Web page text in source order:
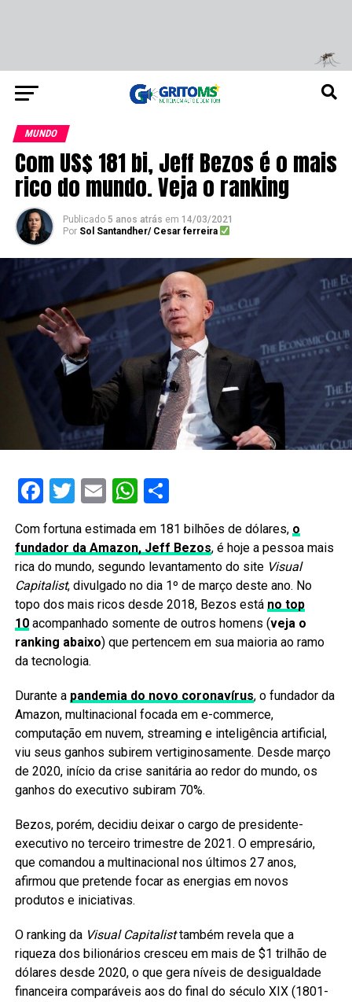
MUNDO
Com US$ 181 bi, Jeff Bezos é o mais
rico do mundo. Veja o ranking
Publicado 5 anos atrás em 14/03/2021
Por Sol Santandher/ Cesar ferreira
Facebook
Twitter
EmailWhatsApp
Share
Com fortuna estimada em 181 bilhões de dólares, o
fundador da Amazon, Jeff Bezos, é hoje a pessoa mais
rica do mundo, segundo levantamento do site Visual
Capitalist, divulgado no dia 1º de março deste ano. No
topo dos mais ricos desde 2018, Bezos está no top
10acompanhado somente de outros homens (veja o
ranking abaixo) que pertencem em sua maioria ao ramo
da tecnologia.
Durante a pandemia do novo coronavírus, o fundador da
Amazon, multinacional focada em e-commerce,
computação em nuvem, streaming e inteligência artificial,
viu seus ganhos subirem vertiginosamente. Desde março
de 2020, início da crise sanitária ao redor do mundo, os
ganhos do executivo subiram 70%.
Bezos, porém, decidiu deixar o cargo de presidente-
executivo no terceiro trimestre de 2021. O empresário,
que comandou a multinacional nos últimos 27 anos,
afirmou que pretende focar as energias em novos
produtos e iniciativas.
O ranking da Visual Capitalisttambém revela que a
riqueza dos bilionários cresceu em mais de $1 trilhão de
dólares desde 2020, o que gera níveis de desigualdade
financeira comparáveis aos do final do século XIX (1801-